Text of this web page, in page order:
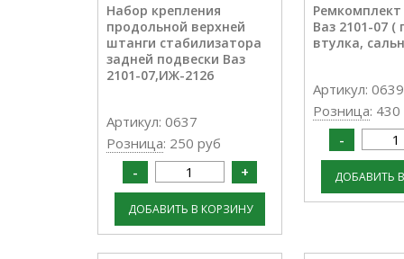
Набор крепления
продольной верхней
штанги стабилизатора
задней подвески Ваз
2101-07,ИЖ-2126
Артикул: 0637
Розница: 250 руб
Ваз 2101-07
втулка,
Артикул: 0639
Розница: